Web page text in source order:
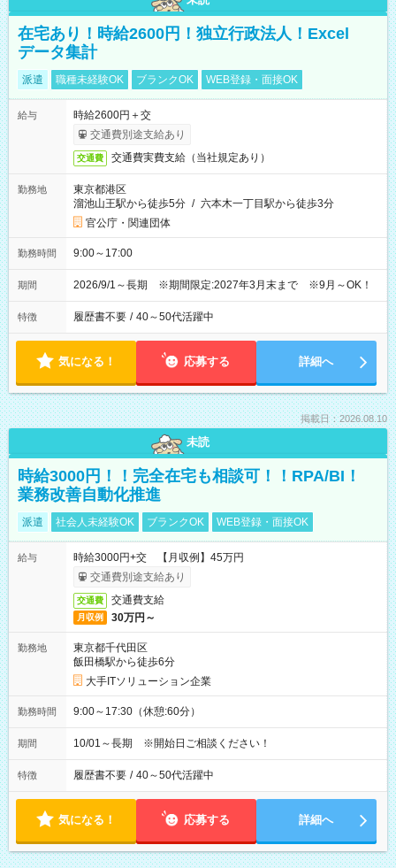
在宅あり！時給2600円！独立行政法人！Excel
データ集計
派遣 職種未経験OK ブランクOK WEB登録・面接OK
給与
時給2600円＋交
交通費別途支給あり
交通費 交通費実費支給（当社規定あり）
勤務地
東京都港区
溜池山王駅から徒歩5分 / 六本木一丁目駅から徒歩3分
官公庁・関連団体
勤務時間 9:00～17:00
期間 2026/9/1～長期 ※期間限定:2027年3月末まで ※9月～OK！
特徴 履歴書不要 / 40～50代活躍中
気になる！ 応募する 詳細へ
掲載日：2026.08.10
未読
時給3000円！！完全在宅も相談可！！RPA/BI！
業務改善自動化推進
派遣 社会人未経験OK ブランクOK WEB登録・面接OK
給与
時給3000円+交 【月収例】45万円
交通費別途支給あり
交通費 交通費支給
月収例 30万円～
勤務地
東京都千代田区
飯田橋駅から徒歩6分
大手ITソリューション企業
勤務時間 9:00～17:30（休憩:60分）
期間 10/01～長期 ※開始日ご相談ください！
特徴 履歴書不要 / 40～50代活躍中
気になる！ 応募する 詳細へ